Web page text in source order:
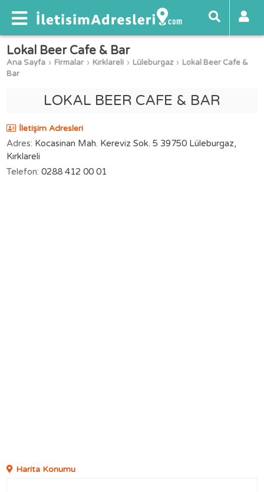
Lokal Beer Cafe & Bar
Ana Sayfa Firmalar Kırklareli Lüleburgaz
Lokal Beer Cafe &
Bar
LOKAL BEER CAFE & BAR
İletişim Adresleri
Adres: Kocasinan Mah. Kereviz Sok. 5 39750 Lüleburgaz,
Kırklareli
Telefon: 0288 412 00 01
Harita Konumu